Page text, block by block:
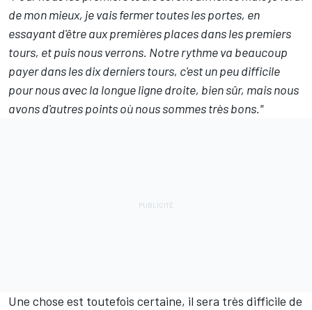
de mon mieux, je vais fermer toutes les portes, en
essayant d'être aux premières places dans les premiers
tours, et puis nous verrons. Notre rythme va beaucoup
payer dans les dix derniers tours, c'est un peu difficile
pour nous avec la longue ligne droite, bien sûr, mais nous
avons d'autres points où nous sommes très bons."
Une chose est toutefois certaine, il sera très difficile de